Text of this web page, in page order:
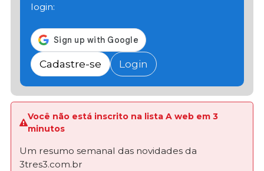
login:
Cadastre-se Login
Você não está inscrito na lista A web em 3
minutos
Um resumo semanal das novidades da
3tres3.com.br